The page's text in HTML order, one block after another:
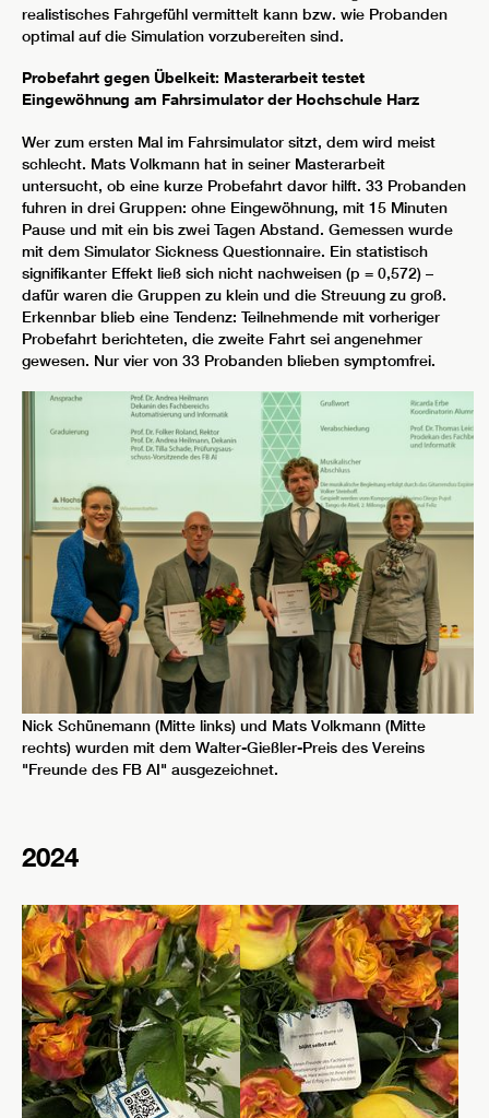
realistisches Fahrgefühl vermittelt kann bzw. wie Probanden
optimal auf die Simulation vorzubereiten sind.
Probefahrt gegen Übelkeit: Masterarbeit testet
Eingewöhnung am Fahrsimulator der Hochschule Harz
Wer zum ersten Mal im Fahrsimulator sitzt, dem wird meist
schlecht. Mats Volkmann hat in seiner Masterarbeit
untersucht, ob eine kurze Probefahrt davor hilft. 33 Probanden
fuhren in drei Gruppen: ohne Eingewöhnung, mit 15 Minuten
Pause und mit ein bis zwei Tagen Abstand. Gemessen wurde
mit dem Simulator Sickness Questionnaire. Ein statistisch
signifikanter Effekt ließ sich nicht nachweisen (p = 0,572) –
dafür waren die Gruppen zu klein und die Streuung zu groß.
Erkennbar blieb eine Tendenz: Teilnehmende mit vorheriger
Probefahrt berichteten, die zweite Fahrt sei angenehmer
gewesen. Nur vier von 33 Probanden blieben symptomfrei.
Nick Schünemann (Mitte links) und Mats Volkmann (Mitte
rechts) wurden mit dem Walter-Gießler-Preis des Vereins
"Freunde des FB AI" ausgezeichnet.
2024